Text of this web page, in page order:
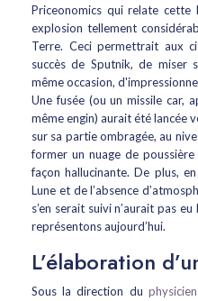
Priceonomics qui relate
explosion tellement
Terre. Ceci permettrait aux
succès de Sputnik, de miser
même occasion,
Une fusée (ou un missile car,
même engin) aurait été lancée
sur sa partie ombragée, au
former un nuage de
façon hallucinante. De plus,
Lune et de l’absence
s’en serait suivi n’aurait pas
représentons aujourd’hui.
L’élaboration
Sous la direction du